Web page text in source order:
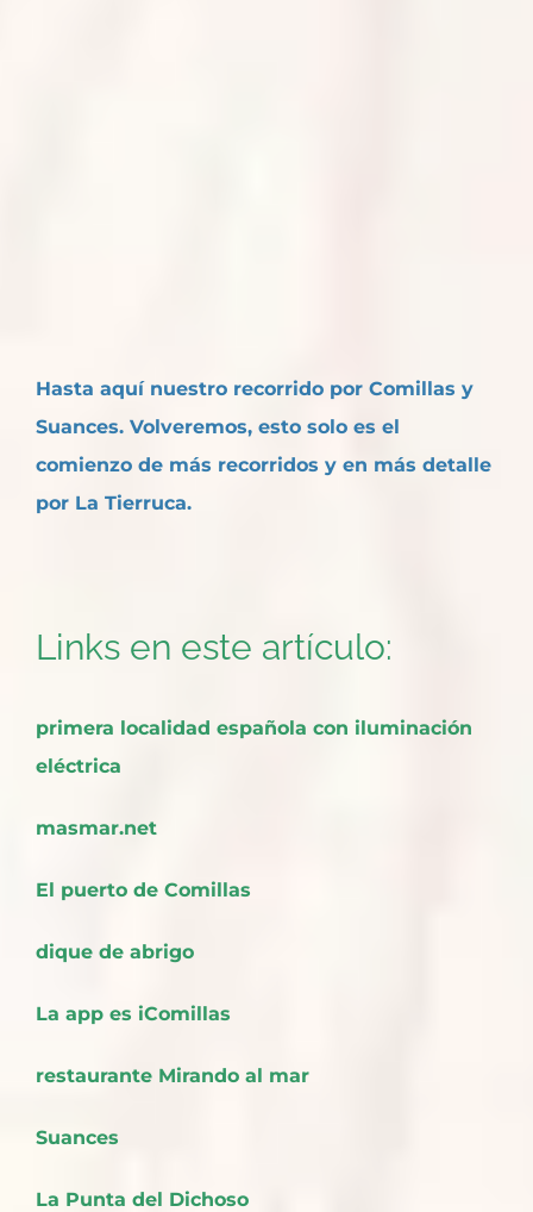
Hasta aquí nuestro recorrido por Comillas y
Suances. Volveremos, esto solo es el
comienzo de más recorridos y en más detalle
por La Tierruca.
Links en este artículo:
primera localidad española con iluminación
eléctrica
masmar.net
El puerto de Comillas
dique de abrigo
La app es iComillas
restaurante Mirando al mar
Suances
La Punta del Dichoso